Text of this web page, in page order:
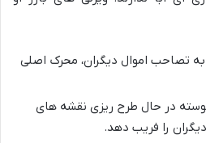
تصاحب اموال دیگران، محرک اصلی
در حال طرح ریزی نقشه های
را فریب دهد.